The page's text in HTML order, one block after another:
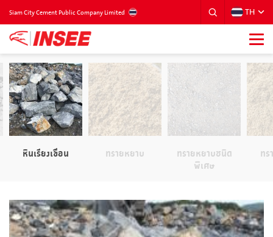
Siam City Cement Public Company Limited TH
หินเรียงเขื่อน ทรายหยาบ
ทรายหยาบชนิด
พิเศษ
ทร